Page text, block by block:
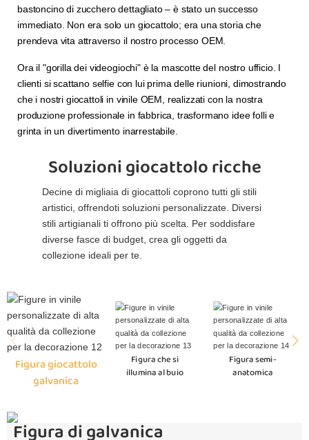
bastoncino di zucchero dettagliato – è stato un successo
immediato. Non era solo un giocattolo; era una storia che
prendeva vita attraverso il nostro processo OEM.
Ora il "gorilla dei videogiochi" è la mascotte del nostro ufficio. I
clienti si scattano selfie con lui prima delle riunioni, dimostrando
che i nostri giocattoli in vinile OEM, realizzati con la nostra
produzione professionale in fabbrica, trasformano idee folli e
grinta in un divertimento inarrestabile.
Soluzioni giocattolo ricche
Decine di migliaia di giocattoli coprono tutti gli stili
artistici, offrendoti soluzioni personalizzate. Diversi
stili artigianali ti offrono più scelta. Per soddisfare
diverse fasce di budget, crea gli oggetti da
collezione ideali per te.
Figura giocattolo
galvanica
Figura che si
illumina al buio
Figura semi-
anatomica
Figura di galvanica